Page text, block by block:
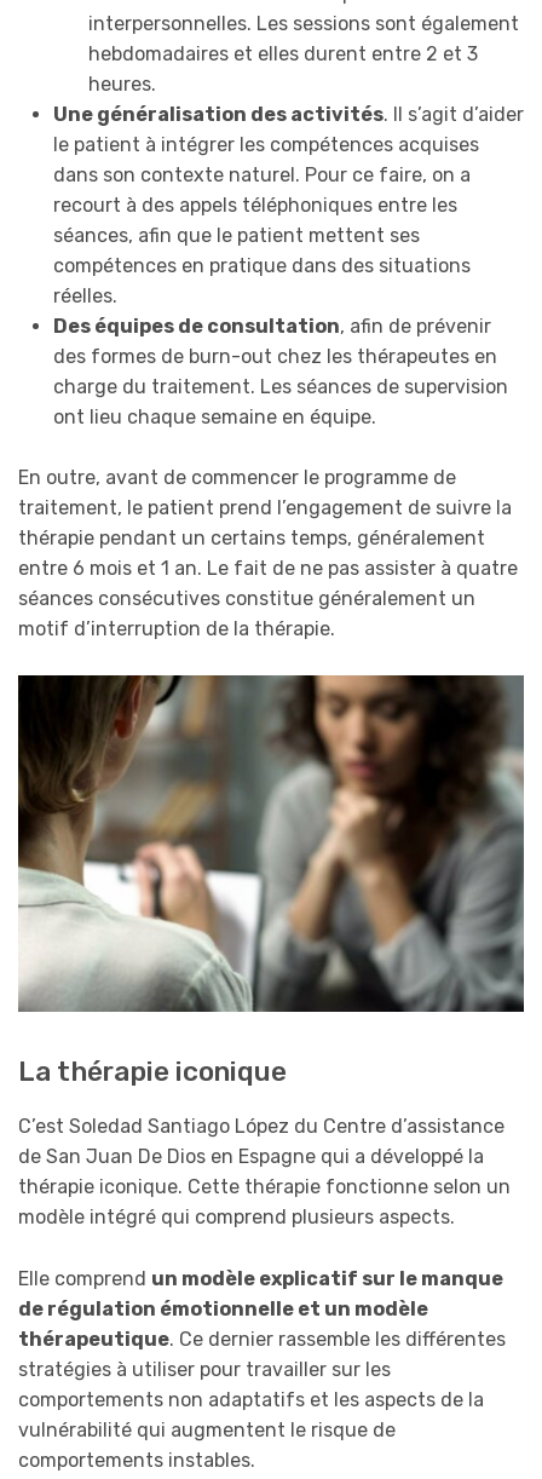
interpersonnelles. Les sessions sont également
hebdomadaires et elles durent entre 2 et 3
heures.
Une généralisation des activités. Il s’agit d’aider
le patient à intégrer les compétences acquises
dans son contexte naturel. Pour ce faire, on a
recourt à des appels téléphoniques entre les
séances, afin que le patient mettent ses
compétences en pratique dans des situations
réelles.
Des équipes de consultation, afin de prévenir
des formes de burn-out chez les thérapeutes en
charge du traitement. Les séances de supervision
ont lieu chaque semaine en équipe.
En outre, avant de commencer le programme de
traitement, le patient prend l’engagement de suivre la
thérapie pendant un certains temps, généralement
entre 6 mois et 1 an. Le fait de ne pas assister à quatre
séances consécutives constitue généralement un
motif d’interruption de la thérapie.
La thérapie iconique
C’est Soledad Santiago López du Centre d’assistance
de San Juan De Dios en Espagne qui a développé la
thérapie iconique. Cette thérapie fonctionne selon un
modèle intégré qui comprend plusieurs aspects.
Elle comprend un modèle explicatif sur le manque
de régulation émotionnelle et un modèle
thérapeutique. Ce dernier rassemble les différentes
stratégies à utiliser pour travailler sur les
comportements non adaptatifs et les aspects de la
vulnérabilité qui augmentent le risque de
comportements instables.